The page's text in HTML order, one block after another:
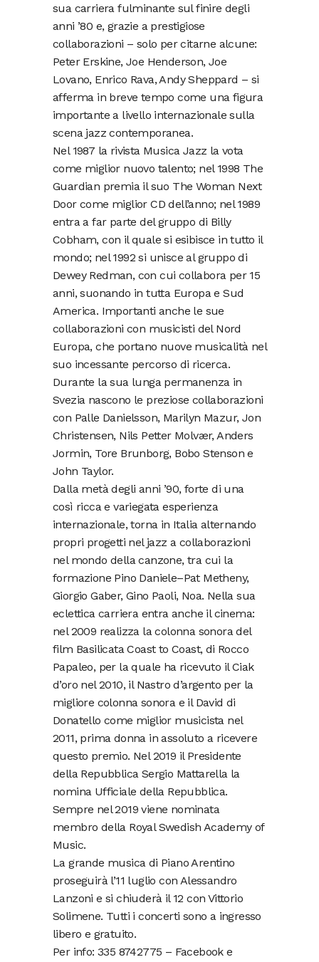
sua carriera fulminante sul finire degli
anni ’80 e, grazie a prestigiose
collaborazioni – solo per citarne alcune:
Peter Erskine, Joe Henderson, Joe
Lovano, Enrico Rava, Andy Sheppard – si
afferma in breve tempo come una figura
importante a livello internazionale sulla
scena jazz contemporanea.
Nel 1987 la rivista Musica Jazz la vota
come miglior nuovo talento; nel 1998 The
Guardian premia il suo The Woman Next
Door come miglior CD dell’anno; nel 1989
entra a far parte del gruppo di Billy
Cobham, con il quale si esibisce in tutto il
mondo; nel 1992 si unisce al gruppo di
Dewey Redman, con cui collabora per 15
anni, suonando in tutta Europa e Sud
America. Importanti anche le sue
collaborazioni con musicisti del Nord
Europa, che portano nuove musicalità nel
suo incessante percorso di ricerca.
Durante la sua lunga permanenza in
Svezia nascono le preziose collaborazioni
con Palle Danielsson, Marilyn Mazur, Jon
Christensen, Nils Petter Molvær, Anders
Jormin, Tore Brunborg, Bobo Stenson e
John Taylor.
Dalla metà degli anni ’90, forte di una
così ricca e variegata esperienza
internazionale, torna in Italia alternando
propri progetti nel jazz a collaborazioni
nel mondo della canzone, tra cui la
formazione Pino Daniele–Pat Metheny,
Giorgio Gaber, Gino Paoli, Noa. Nella sua
eclettica carriera entra anche il cinema:
nel 2009 realizza la colonna sonora del
film Basilicata Coast to Coast, di Rocco
Papaleo, per la quale ha ricevuto il Ciak
d’oro nel 2010, il Nastro d’argento per la
migliore colonna sonora e il David di
Donatello come miglior musicista nel
2011, prima donna in assoluto a ricevere
questo premio. Nel 2019 il Presidente
della Repubblica Sergio Mattarella la
nomina Ufficiale della Repubblica.
Sempre nel 2019 viene nominata
membro della Royal Swedish Academy of
Music.
La grande musica di Piano Arentino
proseguirà l’11 luglio con Alessandro
Lanzoni e si chiuderà il 12 con Vittorio
Solimene. Tutti i concerti sono a ingresso
libero e gratuito.
Per info: 335 8742775 – Facebook e